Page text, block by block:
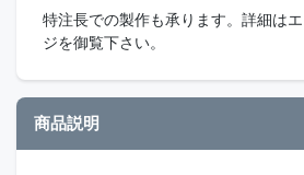
特注長での製作も承ります。詳細は
ジを御覧下さい。
商品説明